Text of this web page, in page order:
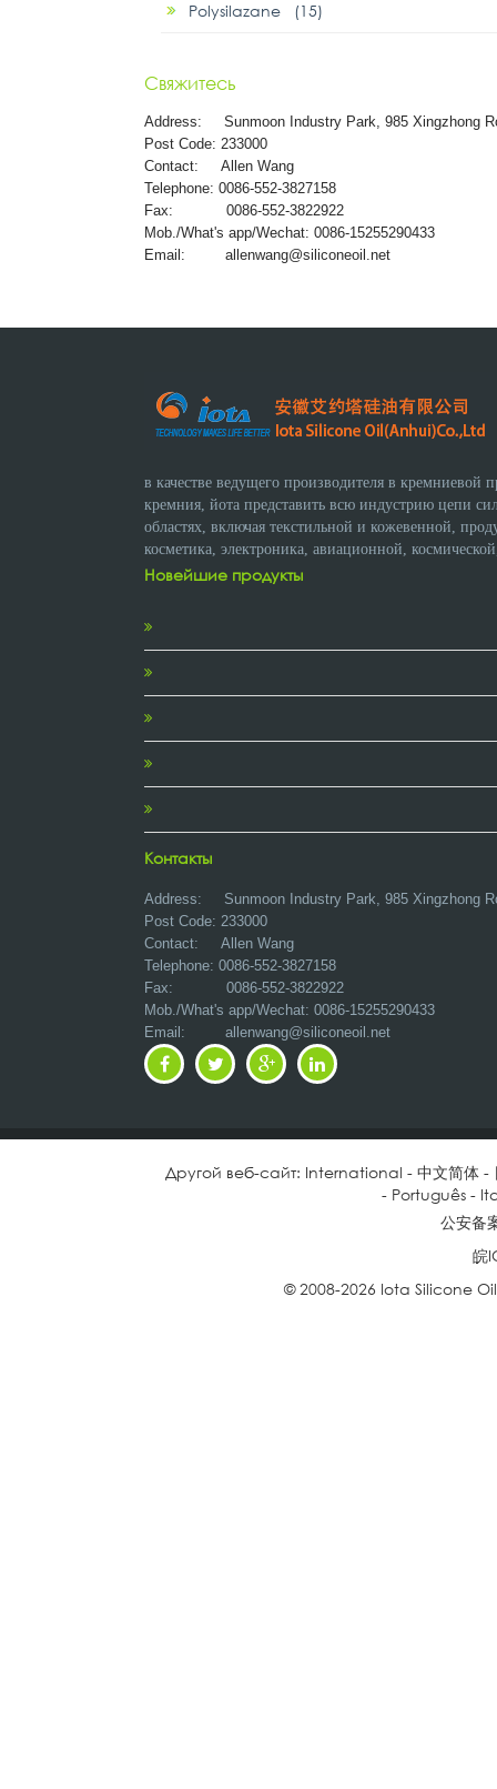
Polysilazane (15)
Свяжитесь
Address: Sunmoon Industry Park, 985 Xingzhong
Post Code: 233000
Contact: Allen Wang
Telephone: 0086-552-3827158
Fax: 0086-552-3822922
Mob./What's app/Wechat: 0086-15255290433
Email: allenwang@siliconeoil.net
в качестве ведущего производителя в
кремния, йота представить всю индустрию цепи
областях, включая текстильной и кожевенной,
косметика, электроника, авиационной,
Новейшие продукты
Контакты
Address: Sunmoon Industry Park, 985 Xingzhong
Post Code: 233000
Contact: Allen Wang
Telephone: 0086-552-3827158
Fax: 0086-552-3822922
Mob./What's app/Wechat: 0086-15255290433
Email: allenwang@siliconeoil.net
Другой веб-сайт: International - 中文简体-
- Português-
公安备
皖
© 2008-2026 Iota Silicone